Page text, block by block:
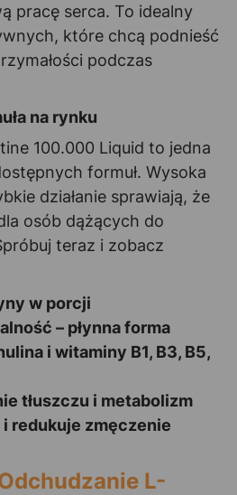
pracę serca. To idealny
które chcą podnieść
podczas
na rynku
100.000 Liquid to jedna
formuł. Wysoka
działanie sprawiają, że
osób dążących do
teraz i zobacz
w porcji
– płynna forma
i witaminy B1, B3, B5,
tłuszczu i metabolizm
redukuje zmęczenie
L-